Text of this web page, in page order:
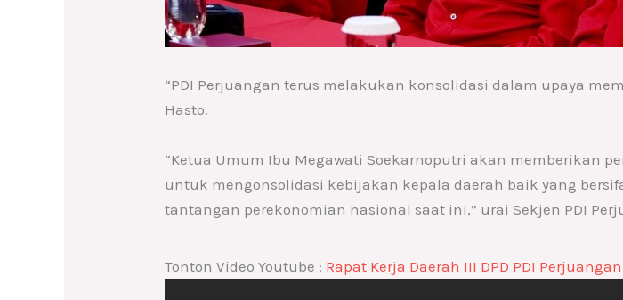
“PDI Perjuangan terus melakukan konsolidasi dalam upaya
Hasto.
“Ketua Umum Ibu Megawati Soekarnoputri akan memberikan
untuk mengonsolidasi kebijakan kepala daerah baik yang
tantangan perekonomian nasional saat ini,” urai Sekjen PDI
Tonton Video Youtube : Rapat Kerja Daerah III DPD PDI